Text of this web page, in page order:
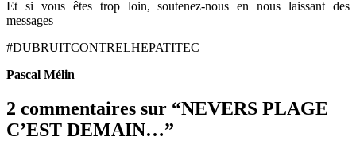
Et si vous êtes trop loin, soutenez-nous en nous laissant des
messages
#DUBRUITCONTRELHEPATITEC
Pascal Mélin
2 commentaires sur “NEVERS PLAGE
C’EST DEMAIN…”